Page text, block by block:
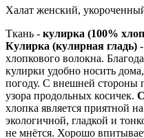
Халат женский,
Ткань - кулирка (100%
Кулирка (кулирная гладь)
хлопкового волокна.
кулирки удобно носить
погоду. С внешней стороны
узора продольных косичек.
хлопка является приятной
экологичной, гладкой и
не мнётся. Хорошо